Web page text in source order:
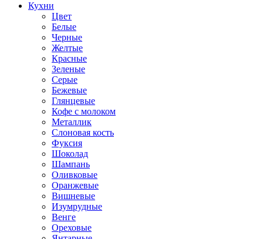
Кухни
Цвет
Белые
Черные
Желтые
Красные
Зеленые
Серые
Бежевые
Глянцевые
Кофе с молоком
Металлик
Слоновая кость
Фуксия
Шоколад
Шампань
Оливковые
Оранжевые
Вишневые
Изумрудные
Венге
Ореховые